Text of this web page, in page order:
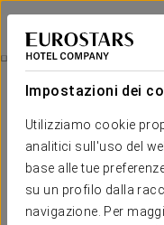
Impostazioni dei
Utilizziamo cookie
analitici sull'uso del
base alle tue
su un profilo dalla
navigazione. Per
Eurostars Barcelona
BARCELLONA
Promozioni